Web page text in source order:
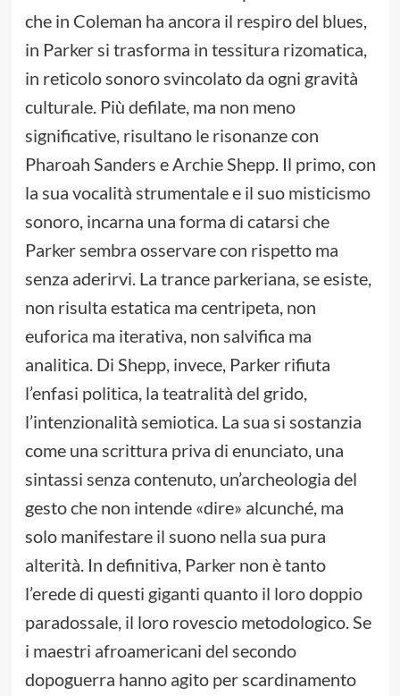
che in Coleman ha ancora il respiro del blues,
in Parker si trasforma in tessitura rizomatica,
in reticolo sonoro svincolato da ogni gravità
culturale. Più defilate, ma non meno
significative, risultano le risonanze con
Pharoah Sanders e Archie Shepp. Il primo, con
la sua vocalità strumentale e il suo misticismo
sonoro, incarna una forma di catarsi che
Parker sembra osservare con rispetto ma
senza aderirvi. La trance parkeriana, se esiste,
non risulta estatica ma centripeta, non
euforica ma iterativa, non salvifica ma
analitica. Di Shepp, invece, Parker rifiuta
l’enfasi politica, la teatralità del grido,
l’intenzionalità semiotica. La sua si sostanzia
come una scrittura priva di enunciato, una
sintassi senza contenuto, un’archeologia del
gesto che non intende «dire» alcunché, ma
solo manifestare il suono nella sua pura
alterità. In definitiva, Parker non è tanto
l’erede di questi giganti quanto il loro doppio
paradossale, il loro rovescio metodologico. Se
i maestri afroamericani del secondo
dopoguerra hanno agito per scardinamento